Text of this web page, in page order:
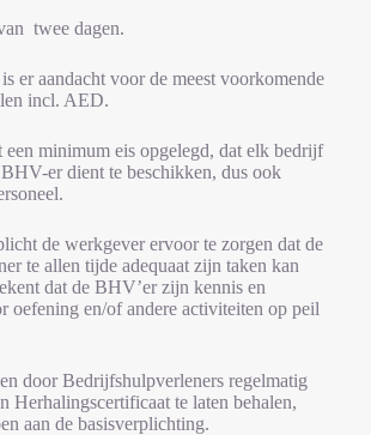
twee dagen.
er aandacht voor de meest voorkomende
incl. AED.
een minimum eis opgelegd, dat elk bedrijf
er dient te beschikken, dus ook
de werkgever ervoor te zorgen dat de
te allen tijde adequaat zijn taken kan
dat de BHV’er zijn kennis en
oefening en/of andere activiteiten op peil
door Bedrijfshulpverleners regelmatig
Herhalingscertificaat te laten behalen,
aan de basisverplichting.